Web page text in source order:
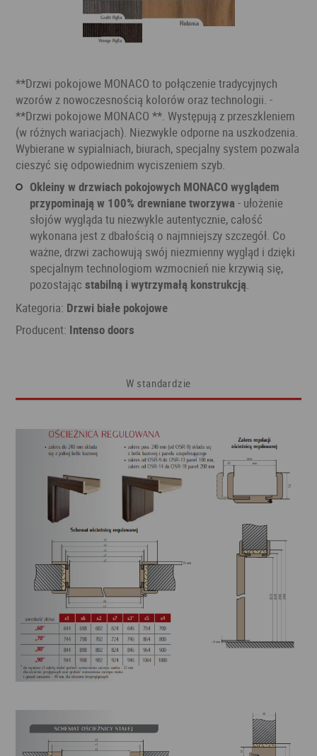
**Drzwi pokojowe MONACO to połączenie tradycyjnych
wzorów z nowoczesnością kolorów oraz technologii. -
**Drzwi pokojowe MONACO **. Występują z przeszkleniem
(w różnych wariacjach). Niezwykle odporne na uszkodzenia.
Wybierane w sypialniach, biurach, specjalny system pozwala
cieszyć się odpowiednim wyciszeniem szyb.
Okleiny w drzwiach pokojowych MONACO wyglądem
przypominają w 100% drewniane tworzywa- ułożenie
słojów wygląda tu niezwykle autentycznie, całość
wykonana jest z dbałością o najmniejszy szczegół. Co
ważne, drzwi zachowują swój niezmienny wygląd i dzięki
specjalnym technologiom wzmocnień nie krzywią się,
pozostającstabilną i wytrzymałą konstrukcją.
Kategoria: Drzwi białe pokojowe
Producent: Intenso doors
W standardzie